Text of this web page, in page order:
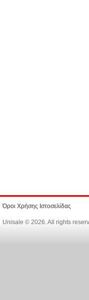
Όροι Χρήσης Ιστοσελίδας
Unisale © 2026. All rights